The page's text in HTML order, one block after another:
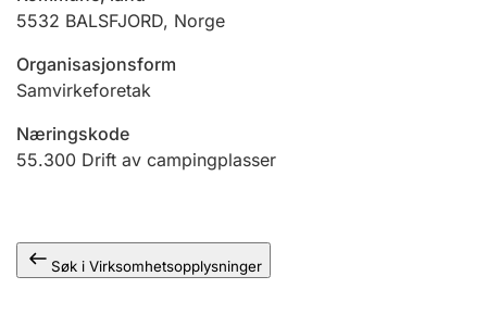
5532 BALSFJORD, Norge
Organisasjonsform
Samvirkeforetak
Næringskode
55.300 Drift av campingplasser
Søk i Virksomhetsopplysninger